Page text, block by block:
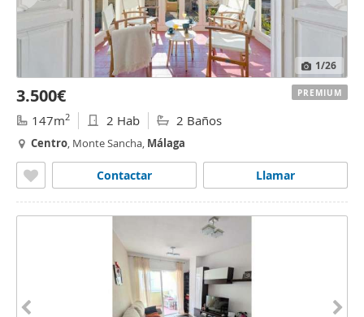
1/26
3.500€
147m2 2 Hab 2 Baños
Centro, Monte Sancha, Málaga
Llamar
Contactar
PREMIUM